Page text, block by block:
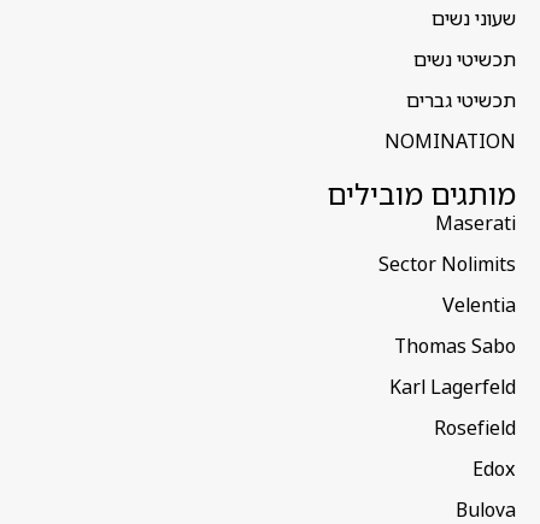
שעוני נשים
תכשיטי נשים
תכשיטי גברים
NOMINATION
מותגים מובילים
Maserati
Sector Nolimits
Velentia
Thomas Sabo
Karl Lagerfeld
Rosefield
Edox
Bulova